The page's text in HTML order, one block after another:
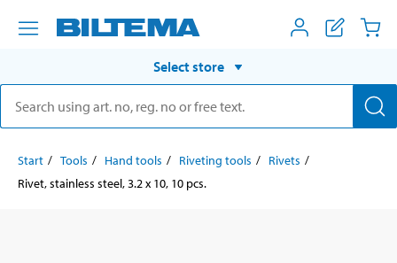
Select store
Start Tools Hand tools Riveting tools
Rivets
Rivet, stainless steel, 3.2 x 10, 10 pcs.